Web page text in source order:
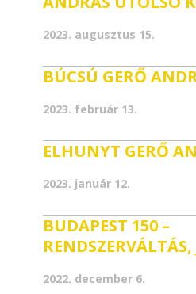
2023. augusztus 15.
BÚCSÚ GERŐ
2023. február 13.
ELHUNYT GERŐ
2023. január 12.
BUDAPEST 150 –
2022. december 6.